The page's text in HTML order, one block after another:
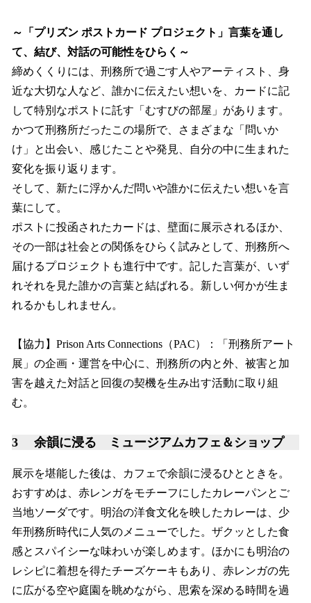
～「プリズン ポストカード プロジェクト」言葉を通し
て、結び、対話の可能性をひらく～
締めくくりには、刑務所で過ごす人やアーティスト、身
近な大切な人など、誰かに伝えたい想いを、カードに記
して特別なポストに託す「むすびの部屋」があります。
かつて刑務所だったこの場所で、さまざまな「問いか
け」と出会い、感じたことや発見、自分の中に生まれた
変化を振り返ります。
そして、新たに浮かんだ問いや誰かに伝えたい想いを言
葉にして。
ポストに投函されたカードは、壁面に展示されるほか、
その一部は社会との関係をひらく試みとして、刑務所へ
届けるプロジェクトも進行中です。記した言葉が、いず
れそれを見た誰かの言葉と結ばれる。新しい何かが生ま
れるかもしれません。
【協力】Prison Arts Connections（PAC）：「刑務所アート
展」の企画・運営を中心に、刑務所の内と外、被害と加
害を越えた対話と回復の契機を生み出す活動に取り組
む。
3 余韻に浸る ミュージアムカフェ＆ショップ
展示を堪能した後は、カフェで余韻に浸るひとときを。
おすすめは、赤レンガをモチーフにしたカレーパンとご
当地ソーダです。明治の洋食文化を映したカレーは、少
年刑務所時代に人気のメニューでした。ザクッとした食
感とスパイシーな味わいが楽しめます。ほかにも明治の
レシピに着想を得たチーズケーキもあり、赤レンガの先
に広がる空や庭園を眺めながら、思索を深める時間を過